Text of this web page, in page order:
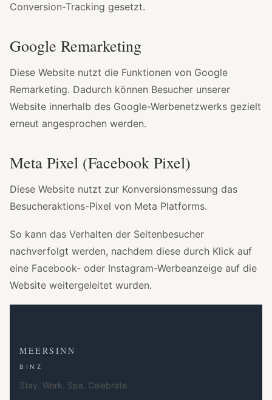
Conversion-Tracking gesetzt.
Google Remarketing
Diese Website nutzt die Funktionen von Google
Remarketing. Dadurch können Besucher unserer
Website innerhalb des Google-Werbenetzwerks gezielt
erneut angesprochen werden.
Meta Pixel (Facebook Pixel)
Diese Website nutzt zur Konversionsmessung das
Besucheraktions-Pixel von Meta Platforms.
So kann das Verhalten der Seitenbesucher
nachverfolgt werden, nachdem diese durch Klick auf
eine Facebook- oder Instagram-Werbeanzeige auf die
Website weitergeleitet wurden.
MEERSINN
BINZ
Stay. Work. Spa. Celebrate.